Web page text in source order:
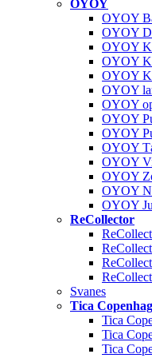
OYOY
OYOY
OYOY
OYOY
OYOY
OYOY
OYOY
OYOY
OYOY
OYOY
OYOY
OYOY
OYOY
OYOY
OYOY
ReCollector
Svanes
Tica
Tica
Tica
Tica